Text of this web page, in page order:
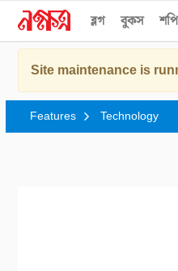
ব্লগ বুকস
Site maintenance is
Features Technology